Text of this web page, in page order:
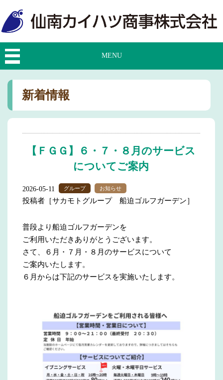
MENU
新着情報
【ＦＧＧ】６・７・８月のサービス
についてご案内
2026-05-11 グループ お知らせ
投稿者［サカモトグループ 船迫ゴルフガーデン］
普段より船迫ゴルフガーデンを
ご利用いただきありがとうございます。
さて、６月・７月・８月のサービスについて
ご案内いたします。
６月からは下記のサービスを実施いたします。